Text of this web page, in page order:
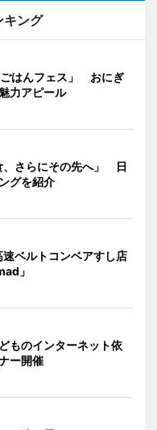
キング
はんフェス」 おにぎ
力アピール
、さらにその先へ」 日
グを紹介
ベルトコンベアすし店
」
ものインターネット依
ー開催